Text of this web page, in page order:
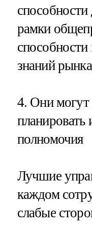
способности
рамки
способности
знаний
4. Они могут
планировать
полномочия
Лучшие
каждом
слабые